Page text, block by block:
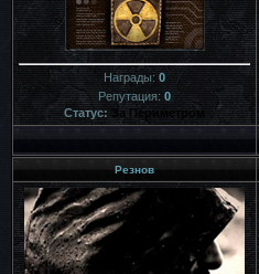
Награды: 0
Репутация: 0
Статус: За Периметром
Резнов